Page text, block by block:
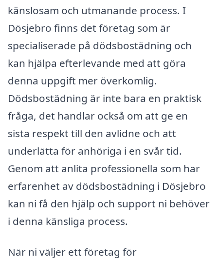
känslosam och utmanande process. I
Dösjebro finns det företag som är
specialiserade på dödsbostädning och
kan hjälpa efterlevande med att göra
denna uppgift mer överkomlig.
Dödsbostädning är inte bara en praktisk
fråga, det handlar också om att ge en
sista respekt till den avlidne och att
underlätta för anhöriga i en svår tid.
Genom att anlita professionella som har
erfarenhet av dödsbostädning i Dösjebro
kan ni få den hjälp och support ni behöver
i denna känsliga process.
När ni väljer ett företag för